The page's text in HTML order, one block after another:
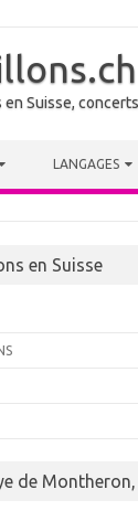
en Suisse,
LANGAGES
en Suisse
de